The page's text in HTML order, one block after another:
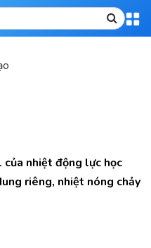
nhiệt động lực học
riêng, nhiệt nóng chảy